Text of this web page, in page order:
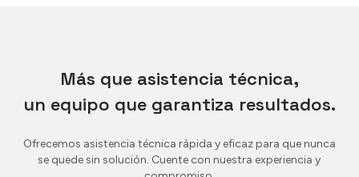
Más que asistencia técnica,
un equipo que garantiza resultados.
Ofrecemos asistencia técnica rápida y eficaz para que nunca
se quede sin solución. Cuente con nuestra experiencia y